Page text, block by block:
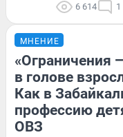
6 614 1
МНЕНИЕ
«Ограничения
в голове
Как в
профессию
ОВЗ